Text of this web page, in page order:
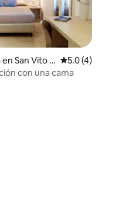
7 reseñas
San Vito L
Calificación
5.0 (4)
con una cama